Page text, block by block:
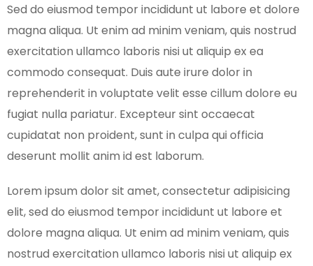
Sed do eiusmod tempor incididunt ut labore et dolore
magna aliqua. Ut enim ad minim veniam, quis nostrud
exercitation ullamco laboris nisi ut aliquip ex ea
commodo consequat. Duis aute irure dolor in
reprehenderit in voluptate velit esse cillum dolore eu
fugiat nulla pariatur. Excepteur sint occaecat
cupidatat non proident, sunt in culpa qui officia
deserunt mollit anim id est laborum.
Lorem ipsum dolor sit amet, consectetur adipisicing
elit, sed do eiusmod tempor incididunt ut labore et
dolore magna aliqua. Ut enim ad minim veniam, quis
nostrud exercitation ullamco laboris nisi ut aliquip ex